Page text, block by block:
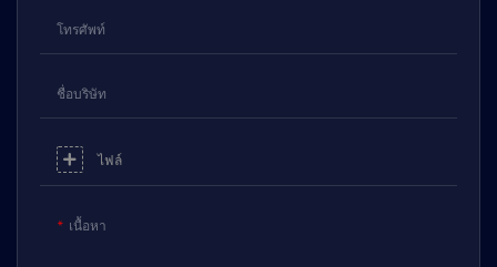
โทรศัพท์
ชื่อบริษัท
ไฟล์
เนื้อหา